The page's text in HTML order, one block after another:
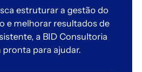
estruturar a gestão do
e melhorar resultados de
a BID Consultoria
pronta para ajudar.